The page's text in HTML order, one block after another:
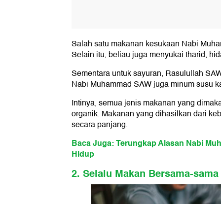
Salah satu makanan kesukaan Nabi
Selain itu, beliau juga menyukai tharid,
Sementara untuk sayuran, Rasulullah
Nabi Muhammad SAW juga minum susu
Intinya, semua jenis makanan yang
organik. Makanan yang dihasilkan dari
secara panjang.
Baca Juga: Terungkap Alasan Nabi
Hidup
2. Selalu Makan Bersama-sama